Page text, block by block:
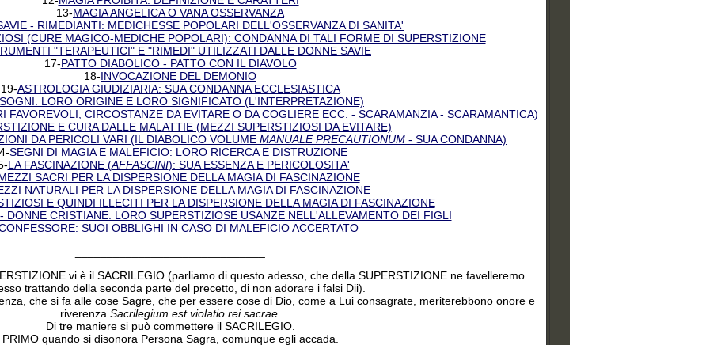
13-MAGIA ANGELICA O VANA OSSERVANZA
- RIMEDIANTI: MEDICHESSE POPOLARI DELL'OSSERVANZA DI SANITA'
(CURE MAGICO-MEDICHE POPOLARI): CONDANNA DI TALI FORME DI SUPERSTIZIONE
"TERAPEUTICI" E "RIMEDI" UTILIZZATI DALLE DONNE SAVIE
17-PATTO DIABOLICO - PATTO CON IL DIAVOLO
18-INVOCAZIONE DEL DEMONIO
19-ASTROLOGIA GIUDIZIARIA: SUA CONDANNA ECCLESIASTICA
LORO ORIGINE E LORO SIGNIFICATO (L'INTERPRETAZIONE)
FAVOREVOLI, CIRCOSTANZE DA EVITARE O DA COGLIERE ECC. - SCARAMANZIA - SCARAMANTICA)
E CURA DALLE MALATTIE (MEZZI SUPERSTIZIOSI DA EVITARE)
DA PERICOLI VARI (IL DIABOLICO VOLUME MANUALE PRECAUTIONUM - SUA CONDANNA)
SEGNI DI MAGIA E MALEFICIO: LORO RICERCA E DISTRUZIONE
LA FASCINAZIONE (AFFASCINI): SUA ESSENZA E PERICOLOSITA'
SACRI PER LA DISPERSIONE DELLA MAGIA DI FASCINAZIONE
NATURALI PER LA DISPERSIONE DELLA MAGIA DI FASCINAZIONE
E QUINDI ILLECITI PER LA DISPERSIONE DELLA MAGIA DI FASCINAZIONE
DONNE CRISTIANE: LORO SUPERSTIZIOSE USANZE NELL'ALLEVAMENTO DEI FIGLI
SUOI OBBLIGHI IN CASO DI MALEFICIO ACCERTATO
vi è il SACRILEGIO (parliamo di questo adesso, che della SUPERSTIZIONE ne favelleremo
trattando della seconda parte del precetto, di non adorare i falsi Dii).
che si fa alle cose Sagre, che per essere cose di Dio, come a Lui consagrate, meriterebbono onore e
riverenza. Sacrilegium est violatio rei sacrae.
Di tre maniere si può commettere il SACRILEGIO.
PRIMO quando si disonora Persona Sagra, comunque egli accada.